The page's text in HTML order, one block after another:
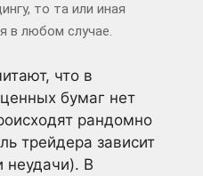
то та или иная
в любом случае.
что в
бумаг нет
рандомно
трейдера зависит
неудачи). В